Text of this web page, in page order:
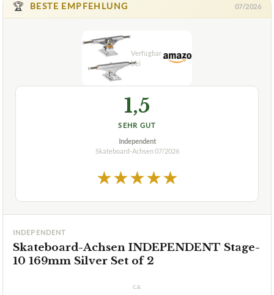
Die besten Skateboard-Achsen im Test &
Wählen Sie Ihren Testsieger aus unseren Top-Empfehlungen.
BESTE EMPFEHLUNG
1,5
★★★★★